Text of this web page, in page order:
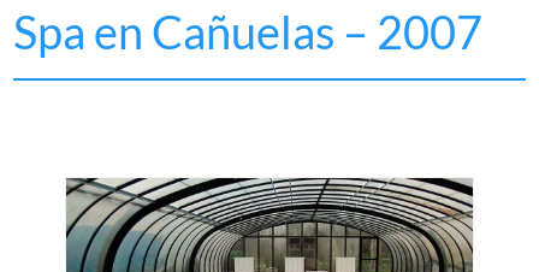
Spa en Cañuelas – 2007